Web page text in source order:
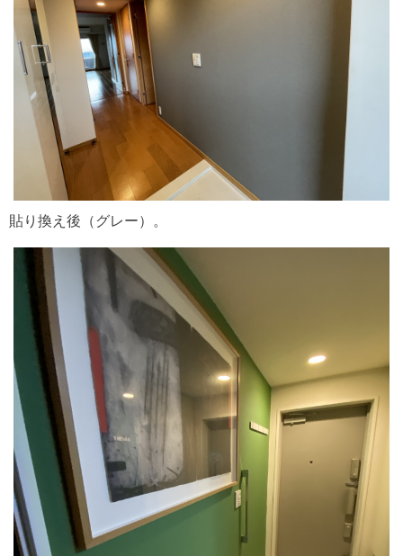
貼り換え後（グレー）。